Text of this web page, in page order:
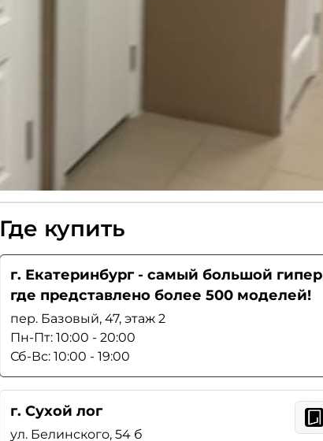
Где купить
г. Екатеринбург - самый большой
где представлено более 500 моделей!
пер. Базовый, 47, этаж 2
Пн-Пт: 10:00 - 20:00
Сб-Вс: 10:00 - 19:00
г. Сухой лог
ул. Белинского, 54 б